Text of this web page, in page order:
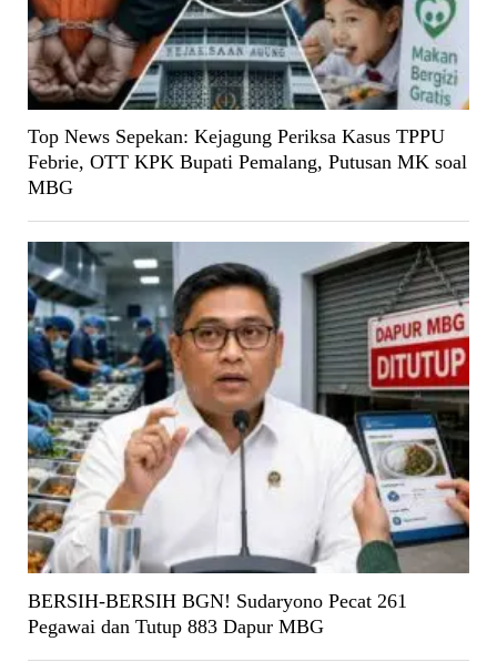
Top News Sepekan: Kejagung Periksa Kasus TPPU
Febrie, OTT KPK Bupati Pemalang, Putusan MK soal
MBG
BERSIH-BERSIH BGN! Sudaryono Pecat 261
Pegawai dan Tutup 883 Dapur MBG